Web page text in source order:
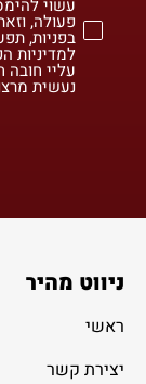
עשוי
פעולה,
בפניות,
למדיניות
עליי
נעשית
ניווט מהיר
ראשי
יצירת קשר